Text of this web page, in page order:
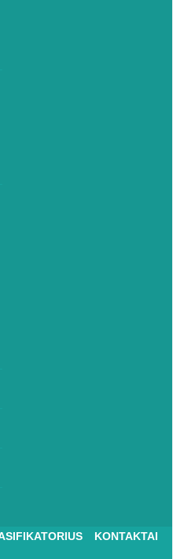
KONTAKTAI